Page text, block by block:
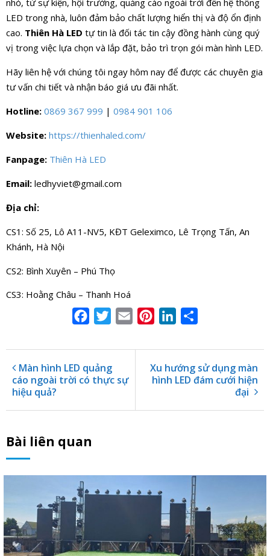
LED trong nhà, luôn đảm bảo chất lượng hiển thị và độ ổn định
cao. Thiên Hà LED tự tin là đối tác tin cậy đồng hành cùng quý
vị trong việc lựa chọn và lắp đặt, bảo trì trọn gói màn hình LED.
Hãy liên hệ với chúng tôi ngay hôm nay để được các chuyên gia
tư vấn chi tiết và nhận báo giá ưu đãi nhất.
Hotline: 0869 367 999 | 0984 901 106
Website: https://thienhaled.com/
Fanpage: Thiên Hà LED
Email: ledhyviet@gmail.com
Địa chỉ:
CS1: Số 25, Lô A11-NV5, KĐT Geleximco, Lê Trọng Tấn, An
Khánh, Hà Nội
CS2: Bình Xuyên – Phú Thọ
CS3: Hoằng Châu – Thanh Hoá
FacebookTwitterEmail PinterestLinkedIn
Màn hình LED quảng
cáo ngoài trời có thực sự
hiệu quả?
Xu hướng sử dụng màn
hình LED đám cưới hiện
đại
Bài liên quan